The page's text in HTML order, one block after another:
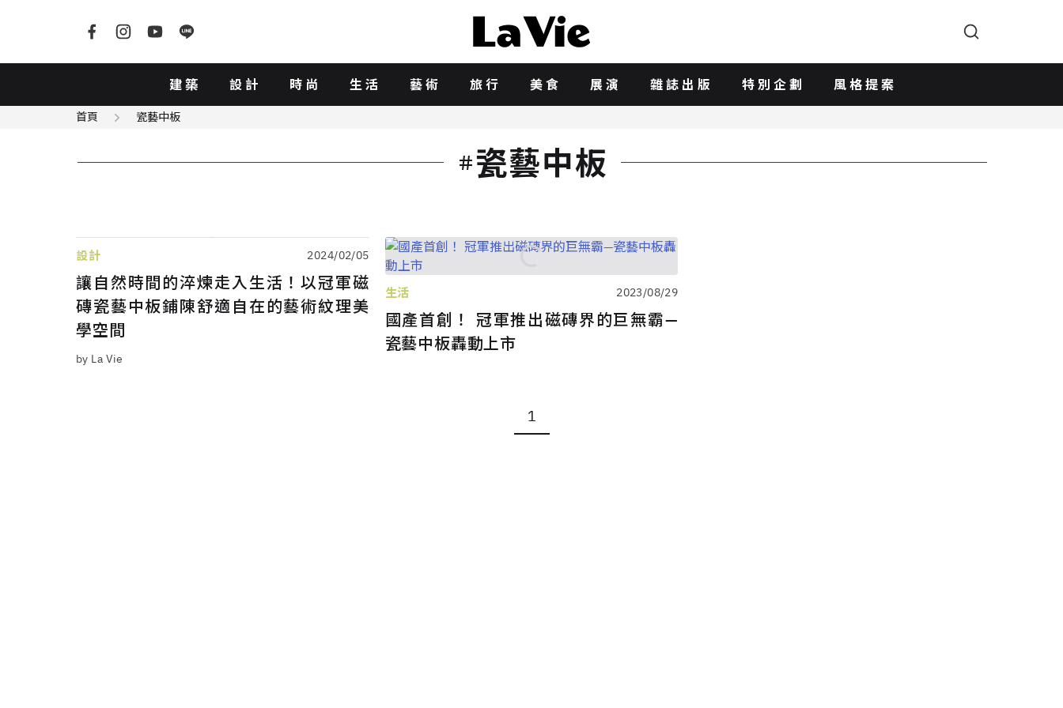
建築 設計 時尚 生活 藝術 旅行 美食 展演 雜誌出版 特別企劃 風格提案
首頁 瓷藝中板
瓷藝中板
設計 2024/02/05
讓自然時間的淬煉走入生活！以冠軍磁
磚瓷藝中板鋪陳舒適自在的藝術紋理美
學空間
by La Vie
生活 2023/08/29
國產首創！ 冠軍推出磁磚界的巨無霸—
瓷藝中板轟動上市
1